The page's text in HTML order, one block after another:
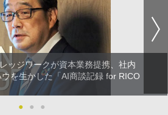
ッジワークが資本業務提携、社内
を生かした「AI商談記録 for RICO
●
● ●